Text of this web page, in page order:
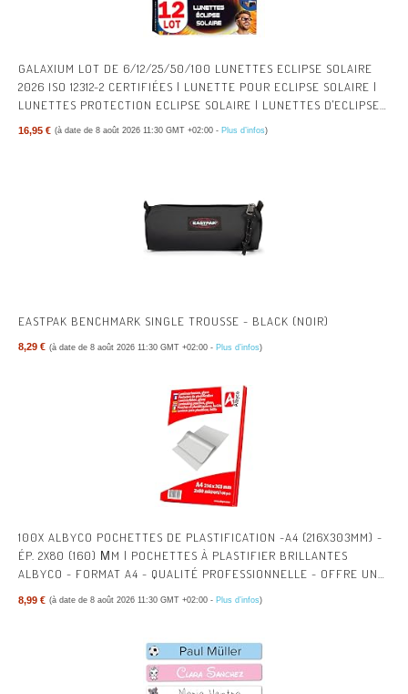
GALAXIUM LOT DE 6/12/25/50/100 LUNETTES ECLIPSE SOLAIRE
2026 ISO 12312-2 CERTIFIÉES | LUNETTE POUR ECLIPSE SOLAIRE |
LUNETTES PROTECTION ECLIPSE SOLAIRE | LUNETTES D'ECLIPSE
SOLAIRE
16,95 € (à date de 8 août 2026 11:30 GMT +02:00 - Plus d’infos)
EASTPAK BENCHMARK SINGLE TROUSSE - BLACK (NOIR)
8,29 € (à date de 8 août 2026 11:30 GMT +02:00 - Plus d’infos)
100X ALBYCO POCHETTES DE PLASTIFICATION -A4 (216X303MM) -
ÉP. 2X80 (160) ΜM | POCHETTES À PLASTIFIER BRILLANTES
ALBYCO - FORMAT A4 - QUALITÉ PROFESSIONNELLE - OFFRE UNE
8,99 € (à date de 8 août 2026 11:30 GMT +02:00 - Plus d’infos)